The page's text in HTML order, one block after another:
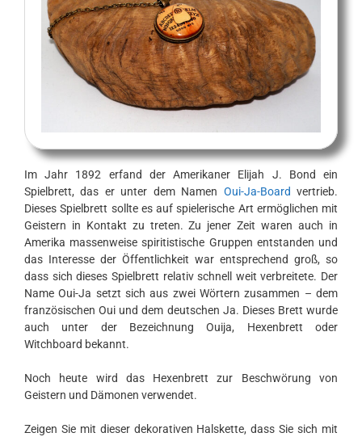
Im Jahr 1892 erfand der Amerikaner Elijah J. Bond ein
Spielbrett, das er unter dem Namen Oui-Ja-Board vertrieb.
Dieses Spielbrett sollte es auf spielerische Art ermöglichen mit
Geistern in Kontakt zu treten. Zu jener Zeit waren auch in
Amerika massenweise spiritistische Gruppen entstanden und
das Interesse der Öffentlichkeit war entsprechend groß, so
dass sich dieses Spielbrett relativ schnell weit verbreitete. Der
Name Oui-Ja setzt sich aus zwei Wörtern zusammen – dem
französischen Oui und dem deutschen Ja. Dieses Brett wurde
auch unter der Bezeichnung Ouija, Hexenbrett oder
Witchboard bekannt.
Noch heute wird das Hexenbrett zur Beschwörung von
Geistern und Dämonen verwendet.
Zeigen Sie mit dieser dekorativen Halskette, dass Sie sich mit